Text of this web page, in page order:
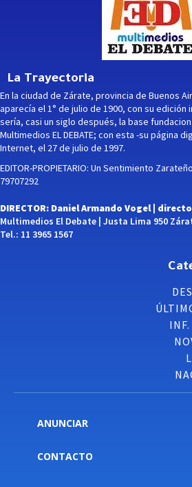
La Trayectoria
En la ciudad de Zárate, provincia de Buenos
aparecía el 1° de julio de 1900, con su edición
sería, casi un siglo después, la base
Multimedios EL DEBATE; con esta -su página
Internet, el 27 de julio de 1997.
EDITOR-PROPIETARIO: Un Sentimiento
79707292
DIRECTOR: Daniel Armando Vogel |
Multimedios El Debate | Justa Lima 950
Tel.: 11 3965 1567
INF.
ANUNCIAR
CONTACTO